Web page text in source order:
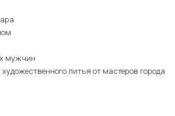
мужчин
литья от мастеров города